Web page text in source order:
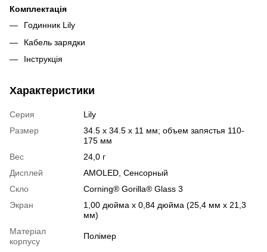
Комплектація
Годинник Lily
Кабель зарядки
Інструкція
Характеристики
Серия
Lily
Размер
34.5 x 34.5 x 11 мм; объем запястья 110-
175 мм
Вес
24,0 г
Дисплей
AMOLED Сенсорный
Скло
Corning® Gorilla® Glass 3
Экран
1,00 дюйма x 0,84 дюйма (25,4 мм x 21,3
мм)
Матеріал
корпусу
Полімер